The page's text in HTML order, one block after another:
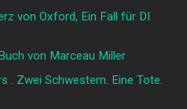
von Oxford, Ein Fall für DI
von Marceau Miller
. Zwei Schwestern. Eine Tote.